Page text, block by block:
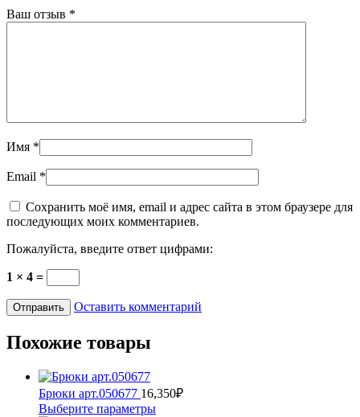
Ваш отзыв *
Имя *
Email *
Сохранить моё имя, email и адрес сайта в этом браузере для
последующих моих комментариев.
Пожалуйста, введите ответ цифрами:
1 × 4 =
Оставить комментарий
Похожие товары
Брюки арт.050677 16,350₽
Выберите параметрыЭтот